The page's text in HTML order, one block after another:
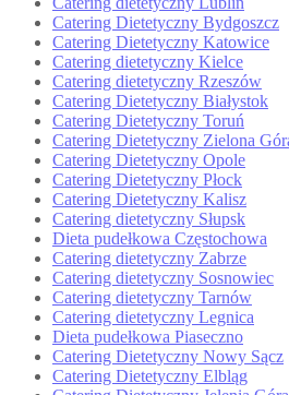
Catering Dietetyczny Bydgoszcz
Catering Dietetyczny Katowice
Catering dietetyczny Kielce
Catering dietetyczny Rzeszów
Catering Dietetyczny Białystok
Catering Dietetyczny Toruń
Catering Dietetyczny Zielona
Catering Dietetyczny Opole
Catering Dietetyczny Płock
Catering Dietetyczny Kalisz
Catering dietetyczny Słupsk
Dieta pudełkowa Częstochowa
Catering dietetyczny Zabrze
Catering dietetyczny Sosnowiec
Catering dietetyczny Tarnów
Catering dietetyczny Legnica
Dieta pudełkowa Piaseczno
Catering Dietetyczny Nowy Sącz
Catering Dietetyczny Elbląg